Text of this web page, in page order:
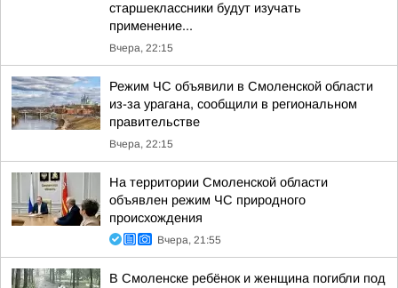
старшеклассники будут изучать
применение...
Вчера, 22:15
Режим ЧС объявили в Смоленской области
из-за урагана, сообщили в региональном
правительстве
Вчера, 22:15
На территории Смоленской области
объявлен режим ЧС природного
происхождения
Вчера, 21:55
В Смоленске ребёнок и женщина погибли под